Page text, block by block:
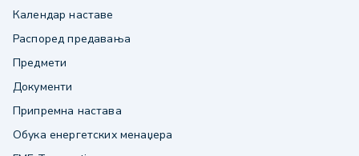
Календар наставе
Распоред предавања
Предмети
Документи
Припремна настава
Обука енергетских менаџера